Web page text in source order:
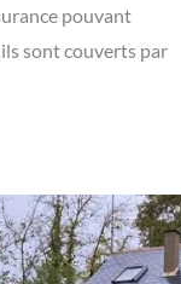
pouvant
sont couverts par